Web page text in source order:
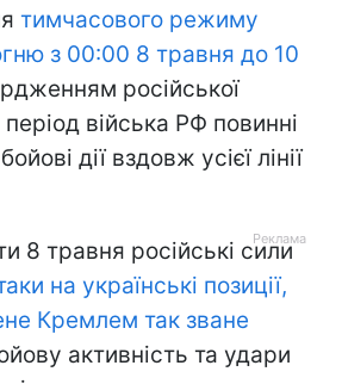
тимчасового режиму
з 00:00 8 травня до 10
російської
війська РФ повинні
дії вздовж усієї лінії
8 травня російські сили
на українські позиції,
Кремлем так зване
активність та удари